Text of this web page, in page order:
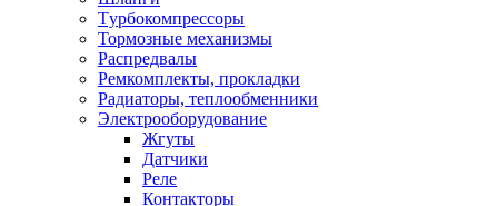
Tурбокомпрессоры
Тормозные механизмы
Распредвалы
Ремкомплекты, прокладки
Радиаторы, теплообменники
Электрооборудование
Жгуты
Датчики
Реле
Контакторы